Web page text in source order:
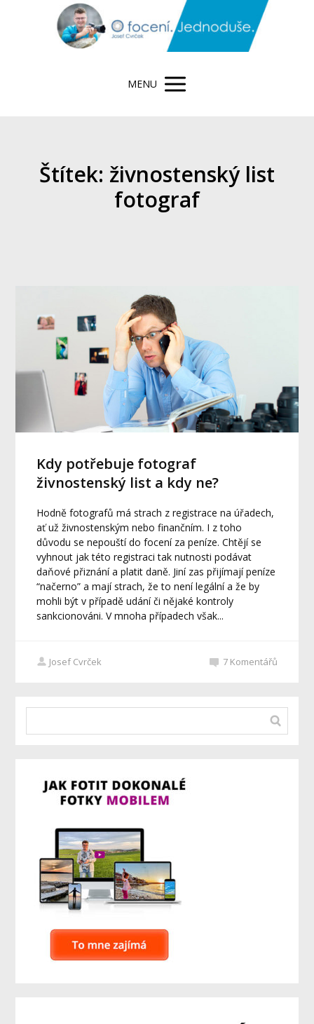
MENU
Štítek: živnostenský list
fotograf
Kdy potřebuje fotograf
živnostenský list a kdy ne?
Hodně fotografů má strach z registrace na úřadech,
ať už živnostenským nebo finančním. I z toho
důvodu se nepouští do focení za peníze. Chtějí se
vyhnout jak této registraci tak nutnosti podávat
daňové přiznání a platit daně. Jiní zas přijímají peníze
“načerno” a mají strach, že to není legální a že by
mohli být v případě udání či nějaké kontroly
sankcionováni. V mnoha případech však...
Josef Cvrček 7 Komentářů